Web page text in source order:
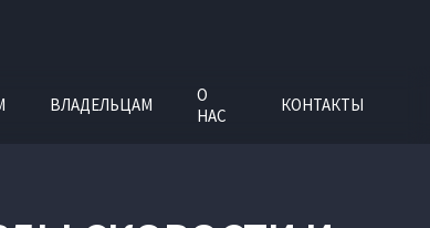
ВЛАДЕЛЬЦАМ
О
НАС
КОНТАКТЫ